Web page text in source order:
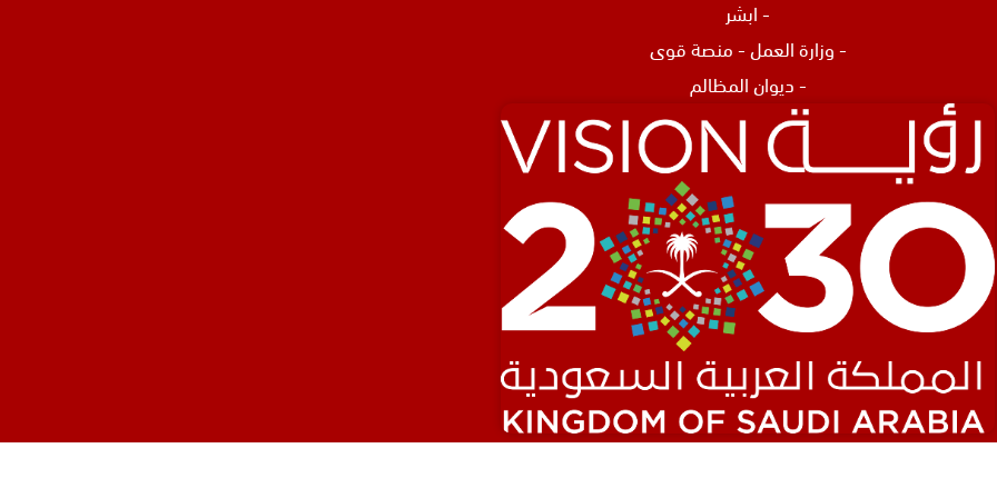
-ابشر
-وزارة العمل-منصة قوى
-ديوان المظالم